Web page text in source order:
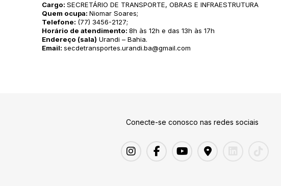
Cargo: SECRETÁRIO DE TRANSPORTE, OBRAS E INFRAESTRUTURA
Quem ocupa: Niomar Soares;
Telefone: (77) 3456-2127;
Horário de atendimento: 8h às 12h e das 13h às 17h
Endereço (sala) Urandi – Bahia.
Email: secdetransportes.urandi.ba@gmail.com
Conecte-se conosco nas redes sociais